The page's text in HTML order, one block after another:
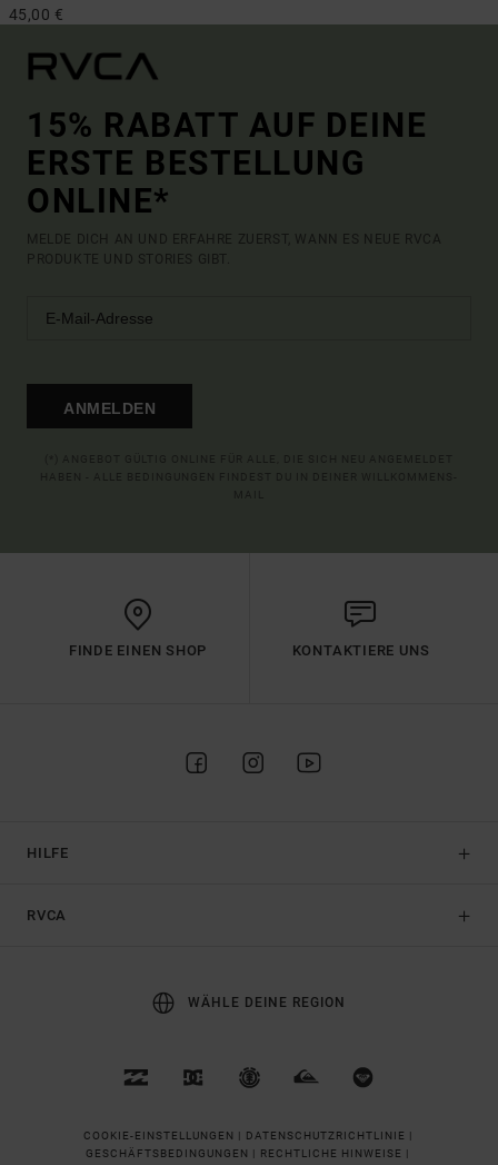
45,00 €
15% RABATT AUF DEINE
ERSTE BESTELLUNG
ONLINE*
MELDE DICH AN UND ERFAHRE ZUERST, WANN ES NEUE RVCA
PRODUKTE UND STORIES GIBT.
ANMELDEN
FINDE EINEN SHOP KONTAKTIERE UNS
HILFE
RVCA
WÄHLE DEINE REGION
COOKIE-EINSTELLUNGEN |
DATENSCHUTZRICHTLINIE |
GESCHÄFTSBEDINGUNGEN |
RECHTLICHE HINWEISE |